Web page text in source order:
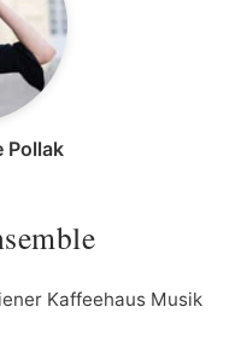
Pollak
Kaffeehaus Musik